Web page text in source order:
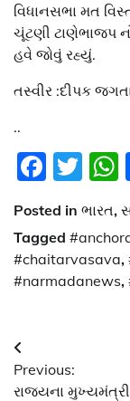
વિધાનસભા મત
ચૂંટણી ટાણેભાજપ
હવે જોવું રહ્યું.
તસ્વીર :દીપક
..
Posted in ભારત,
Tagged
#chaitarvasava,
#narmadanews,
Post
navigation
Previous:
રાજ્યના